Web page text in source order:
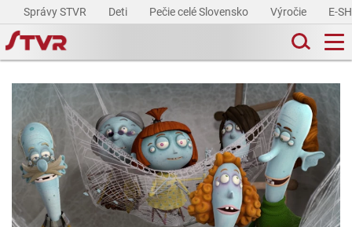
Správy STVR Deti Pečie celé Slovensko Výročie E-